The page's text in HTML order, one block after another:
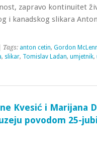
zapravo kontinuitet
i kanadskog slikara
| Tags: anton cetin, Gordon
, slikar, Tomislav Ladan, umjetnik,
Kvesić i Marijana
povodom 25-